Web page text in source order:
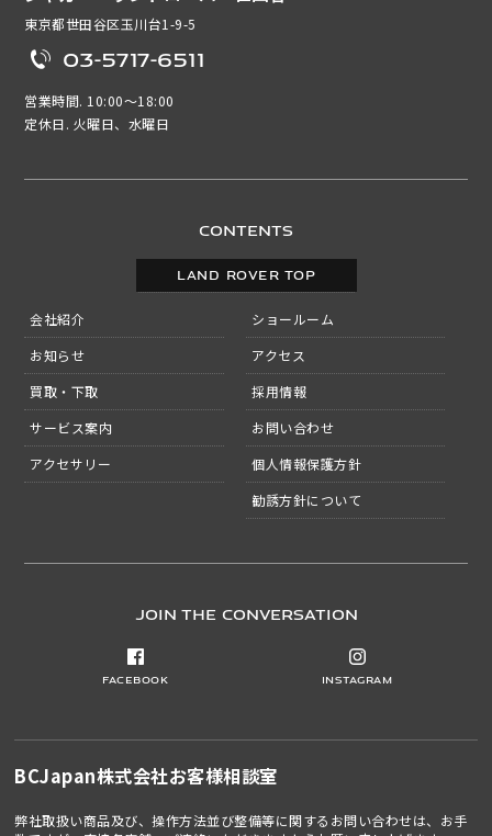
CONTENTS
LAND ROVER TOP
会社紹介
お知らせ
買取・下取
サービス案内
アクセサリー
ショールーム
アクセス
採用情報
お問い合わせ
個人情報保護方針
勧誘方針について
東京都世田谷区玉川台1-9-5
03-5717-6511
営業時間. 10:00～18:00
定休日. 火曜日、水曜日
JOIN THE CONVERSATION
Facebook Instagram
BCJapan株式会社お客様相談室
弊社取扱い商品及び、操作方法並び整備等に関するお問い合わせは、お手